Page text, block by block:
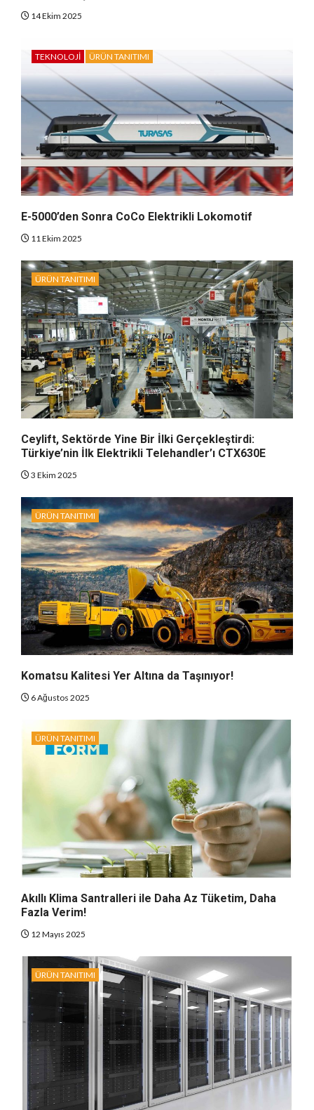
14 Ekim 2025
TEKNOLOJI ÜRÜN TANITIMI
E-5000’den Sonra CoCo Elektrikli Lokomotif
11 Ekim 2025
ÜRÜN TANITIMI
Ceylift, Sektörde Yine Bir İlki Gerçekleştirdi:
Türkiye’nin İlk Elektrikli Telehandler’ı CTX630E
3 Ekim 2025
ÜRÜN TANITIMI
Komatsu Kalitesi Yer Altına da Taşınıyor!
6 Ağustos 2025
ÜRÜN TANITIMI
Akıllı Klima Santralleri ile Daha Az Tüketim, Daha
Fazla Verim!
12 Mayıs 2025
ÜRÜN TANITIMI